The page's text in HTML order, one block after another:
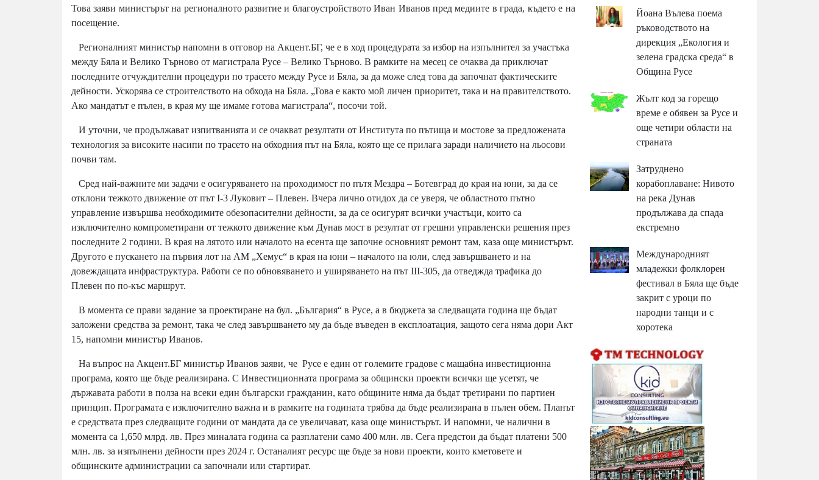
Това заяви министърът на регионалното развитие и благоустройството Иван Иванов пред медиите в града, където е на
посещение.
Регионалният министър напомни в отговор на Акцент.БГ, че е в ход процедурата за избор на изпълнител за участъка
между Бяла и Велико Търново от магистрала Русе – Велико Търново. В рамките на месец се очаква да приключат
последните отчуждителни процедури по трасето между Русе и Бяла, за да може след това да започнат фактическите
дейности. Ускорява се строителството на обхода на Бяла. „Това е както мой личен приоритет, така и на правителството.
Ако мандатът е пълен, в края му ще имаме готова магистрала“, посочи той.
И уточни, че продължават изпитванията и се очакват резултати от Института по пътища и мостове за предложената
технология за високите насипи по трасето на обходния път на Бяла, която ще се прилага заради наличието на льосови
почви там.
Сред най-важните ми задачи е осигуряването на проходимост по пътя Мездра – Ботевград до края на юни, за да се
отклони тежкото движение от път I-3 Луковит – Плевен. Вчера лично отидох да се уверя, че oбластното пътно
управление извършва необходимите обезопасителни дейности, за да се осигурят всички участъци, които са
изключително компрометирани от тежкото движение към Дунав мост в резултат от грешни управленски решения през
последните 2 години. В края на лятото или началото на есента ще започне основният ремонт там, каза още министърът.
Другото е пускането на първия лот на АМ „Хемус“ в края на юни – началото на юли, след завършването и на
довеждащата инфраструктура. Работи се по обновяването и уширяването на път III-305, да отведжда трафика до
Плевен по по-къс маршрут.
В момента се прави задание за проектиране на бул. „България“ в Русе, а в бюджета за следващата година ще бъдат
заложени средства за ремонт, така че след завършването му да бъде въведен в експлоатация, защото сега няма дори Акт
15, напомни министър Иванов.
На въпрос на Акцент.БГ министър Иванов заяви, че Русе е един от големите градове с мащабна инвестиционна
програма, която ще бъде реализирана. С Инвестиционната програма за общински проекти всички ще усетят, че
държавата работи в полза на всеки един български гражданин, като общините няма да бъдат третирани по партиен
принцип. Програмата е изключително важна и в рамките на годината трябва да бъде реализирана в пълен обем. Планът
е средствата през следващите години от мандата да се увеличават, каза още министърът. И напомни, че налични в
момента са 1,650 млрд. лв. През миналата година са разплатени само 400 млн. лв. Сега предстои да бъдат платени 500
млн. лв. за изпълнени дейности през 2024 г. Останалият ресурс ще бъде за нови проекти, които кметовете и
общинските администрации са започнали или стартират.
Йоана Вълева поема
ръководството на
дирекция „Екология и
зелена градска среда“ в
Община Русе
Жълт код за горещо
време е обявен за Русе и
още четири области на
страната
Затруднено
корабоплаване: Нивото
на река Дунав
продължава да спада
екстремно
Международният
младежки фолклорен
фестивал в Бяла ще бъде
закрит с уроци по
народни танци и с
хоротека